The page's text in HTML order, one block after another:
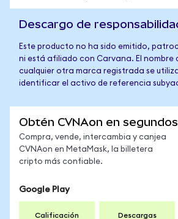
Descargo de
Este producto no ha sido emitido,
ni está afiliado con Carvana. El nombre
cualquier otra marca registrada se
identificar el activo de referencia
Obtén CVNAon en segundos
Compra, vende, intercambia y canjea
CVNAon en MetaMask, la billetera
cripto más confiable.
Google Play
Calificación Descargas